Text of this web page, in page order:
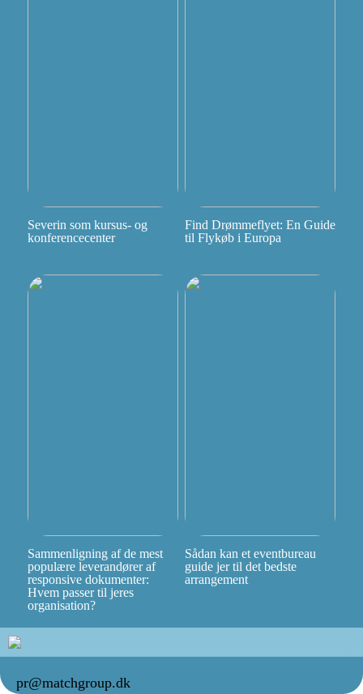
Severin som kursus- og
konferencecenter
Find Drømmeflyet: En Guide
til Flykøb i Europa
Sammenligning af de mest
populære leverandører af
responsive dokumenter:
Hvem passer til jeres
organisation?
Sådan kan et eventbureau
guide jer til det bedste
arrangement
pr@matchgroup.dk